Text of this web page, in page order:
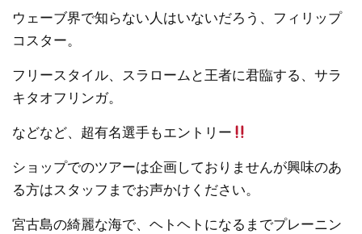
ウェーブ界で知らない人はいないだろう、フィリップ
コスター。
フリースタイル、スラロームと王者に君臨する、サラ
キタオフリンガ。
などなど、超有名選手もエントリー
ショップでのツアーは企画しておりませんが興味のあ
る方はスタッフまでお声かけください。
宮古島の綺麗な海で、ヘトヘトになるまでプレーニン